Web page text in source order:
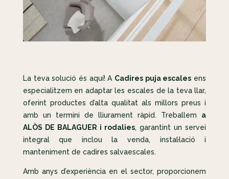
La teva solució és aquí! A Cadires puja escales ens
especialitzem en adaptar les escales de la teva llar,
oferint productes d’alta qualitat als millors preus i
amb un termini de lliurament ràpid. Treballem a
ALÒS DE BALAGUER i rodalies, garantint un servei
integral que inclou la venda, instal·lació i
manteniment de cadires salvaescales.
Amb anys d’experiència en el sector, proporcionem